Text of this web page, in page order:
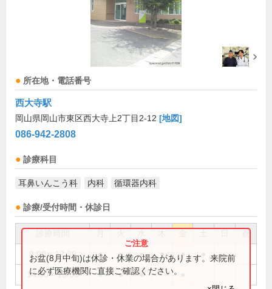
所在地・電話番号
西大寺駅
岡山県岡山市東区西大寺上2丁目2-12 [地図]
086-942-2808
診療科目
耳鼻いんこう科 内科 循環器内科
診療/受付時間・休診日
祝
9:00～12:30 ● ● ● ● ●
14:30～18:00 ● ● ●
お盆(8月中旬)は休診・休業の場合があります。来院前
に必ず医療機関に直接ご確認ください。